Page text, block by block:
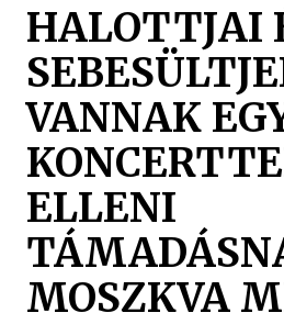
HALOTTJAI
VANNAK
ELLENI
MOSZKVA